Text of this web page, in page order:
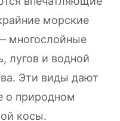
морские
многослойные
лугов и водной
Эти виды дают
о природном
косы.